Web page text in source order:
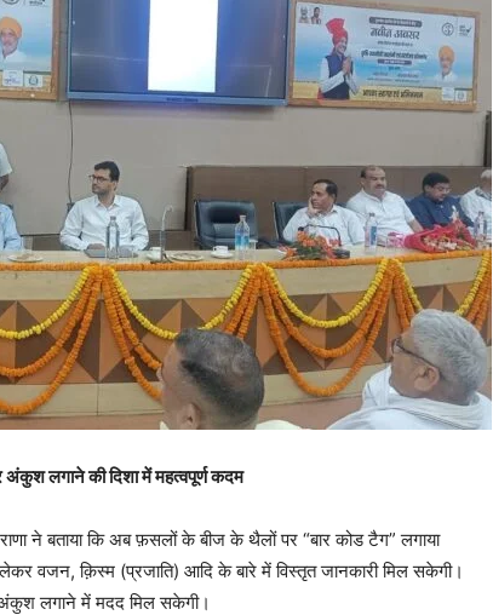
लगाने की दिशा में महत्वपूर्ण कदम
ने बताया कि अब फ़सलों के बीज के थैलों पर “बार कोड टैग” लगाया
वजन, क़िस्म (प्रजाति) आदि के बारे में विस्तृत जानकारी मिल सकेगी।
लगाने में मदद मिल सकेगी।